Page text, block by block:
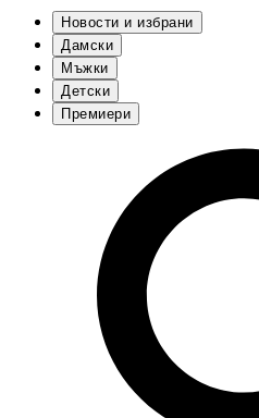
Новости и избрани
Дамски
Мъжки
Детски
Премиери